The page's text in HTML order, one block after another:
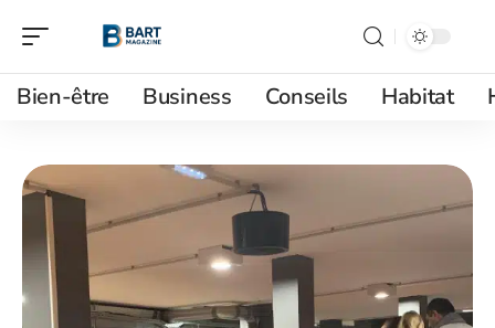
Bien-être Business Conseils Habitat